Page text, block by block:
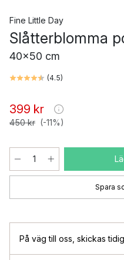
Fine Little Day
Slåtterblomma
40x50 cm
(4.5)
399 kr
450 kr (-11%)
Spara
På väg till oss skickas